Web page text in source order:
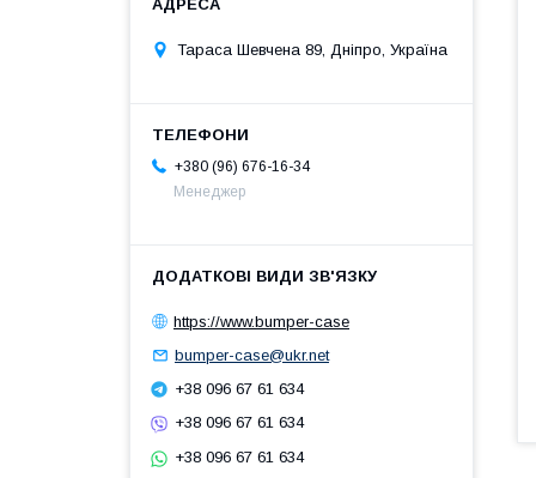
Тараса Шевчена 89, Дніпро, Україна
+380 (96) 676-16-34
Менеджер
https://www.bumper-case
bumper-case@ukr.net
+38 096 67 61 634
+38 096 67 61 634
+38 096 67 61 634